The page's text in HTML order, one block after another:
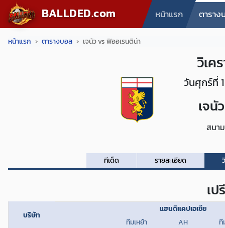
BALLDED.com หน้าแรก ตาราง
หน้าแรก ตารางบอล เจนัว vs ฟิออเรนติน่า
วิเค
วันศุกร์ที่
เจนัว
สนา
ทีเด็ด รายละเอียด
เ
บริษัท
แฮนดิแคปเอเชีย
ทีมเหย้า
AH ที